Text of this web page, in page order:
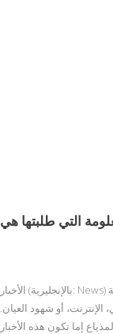
التي طلبتها هي
الأخبار (بالإنجليزية: News) هي عبارة عن معلومات عن الأحداث الجارية أو التي الهربية
أو شهود العيان.
إما تكون هذه الأخبار